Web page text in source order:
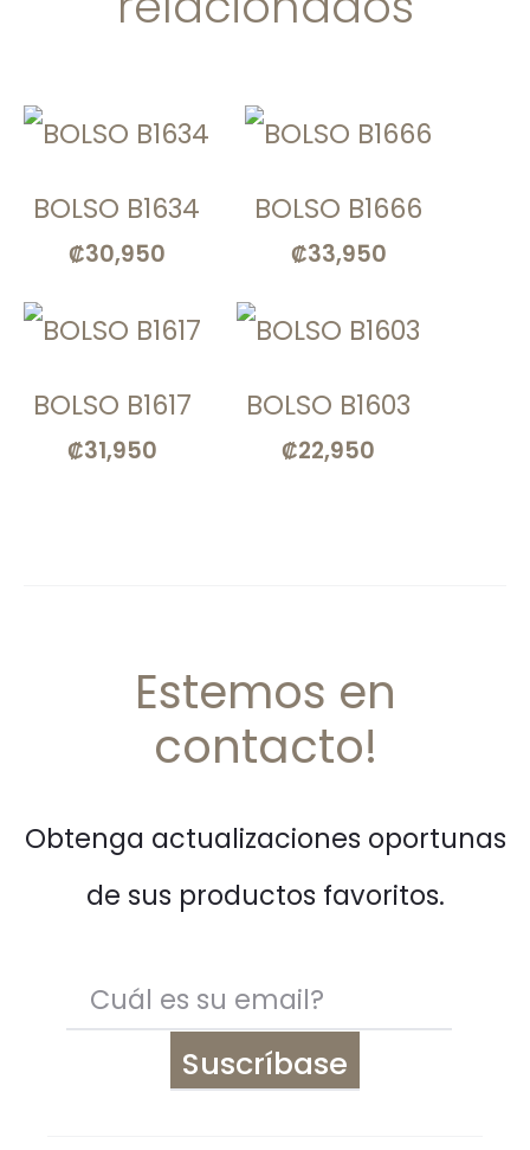
BOLSO B1634
₡30,950
BOLSO B1666
₡33,950
BOLSO B1617
₡31,950
BOLSO B1603
₡22,950
Estemos en
contacto!
Obtenga actualizaciones oportunas
de sus productos favoritos.